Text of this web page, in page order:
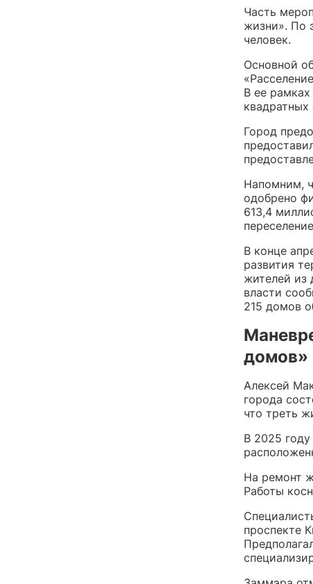
Часть
жизни». По
человек.
Основной
В ее
Город
Напомним,
одобрено
613,4
В конце
развития
жителей из
власти
215 домов
домов»
Алексей
города
что треть
В 2025
На ремонт
Работы
проспекте